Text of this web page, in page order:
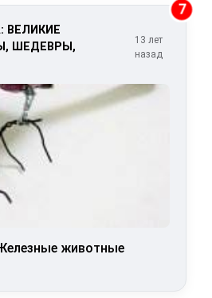
7
ВЕЛИКИЕ
ШЕДЕВРЫ,
13 лет
назад
животные